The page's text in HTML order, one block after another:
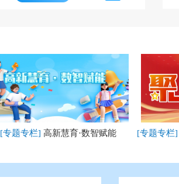
[专题专栏] 高新慧育·数智赋能 [专题专栏